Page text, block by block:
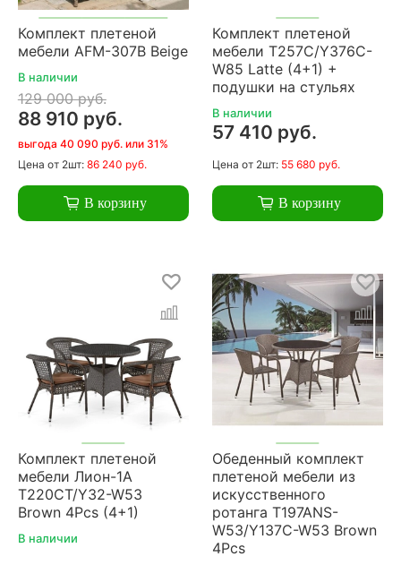
Комплект плетеной
мебели AFM-307B Beige
В наличии
129 000 руб.
88 910 руб.
выгода 40 090 руб. или 31%
Цена от 2шт: 86 240 руб.
В корзину
Комплект плетеной
мебели T257C/Y376C-
W85 Latte (4+1) +
подушки на стульях
В наличии
57 410 руб.
Цена от 2шт: 55 680 руб.
В корзину
Комплект плетеной
мебели Лион-1A
T220CT/Y32-W53
Brown 4Pcs (4+1)
В наличии
Обеденный комплект
плетеной мебели из
искусственного
ротанга T197ANS-
W53/Y137C-W53 Brown
4Pcs